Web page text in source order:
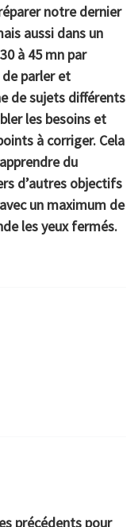
notre dernier
aussi dans un
à 45 mn par
de parler et
de sujets différents
les besoins et
à corriger. Cela
du
d’autres objectifs
un maximum de
les yeux fermés.
précédents pour